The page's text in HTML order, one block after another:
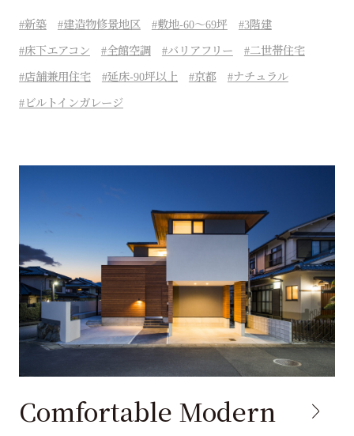
新築 建造物修景地区 敷地-60～69坪 3階建
床下エアコン 全館空調 バリアフリー 二世帯住宅
店舗兼用住宅 延床-90坪以上 京都 ナチュラル
ビルトインガレージ
Comfortable Modern